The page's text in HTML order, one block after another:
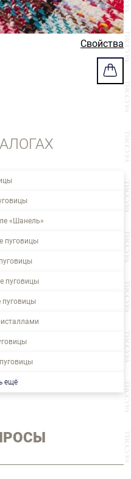
Свойства
«Шанель»
пуговицы
пуговицы
пуговицы
ещё